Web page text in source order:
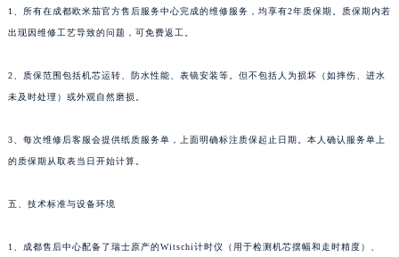
1、所有在成都欧米茄官方售后服务中心完成的维修服务，均享有2年质保期。质保期内若
出现因维修工艺导致的问题，可免费返工。
2、质保范围包括机芯运转、防水性能、表镜安装等。但不包括人为损坏（如摔伤、进水
未及时处理）或外观自然磨损。
3、每次维修后客服会提供纸质服务单，上面明确标注质保起止日期。本人确认服务单上
的质保期从取表当日开始计算。
五、技术标准与设备环境
1、成都售后中心配备了瑞士原产的Witschi计时仪（用于检测机芯摆幅和走时精度）、